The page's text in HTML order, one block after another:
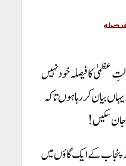
کا فیصلہ خود نہیں
بیان کررہا ہوں تاکہ
سکیں!
پنجاب کے ایک گاؤں میں